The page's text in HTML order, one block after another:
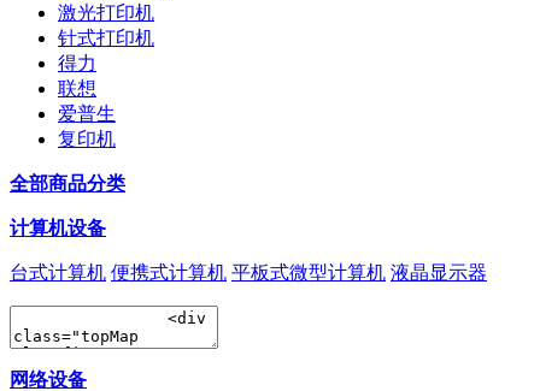
激光打印机
针式打印机
得力
联想
爱普生
复印机
全部商品分类
计算机设备
台式计算机 便携式计算机 平板式微型计算机 液晶显示器
网络设备